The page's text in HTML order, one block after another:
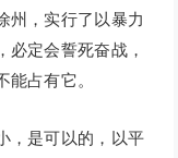
州，实行了以暴力
必定会誓死奋战，
占有它。
是可以的，以平